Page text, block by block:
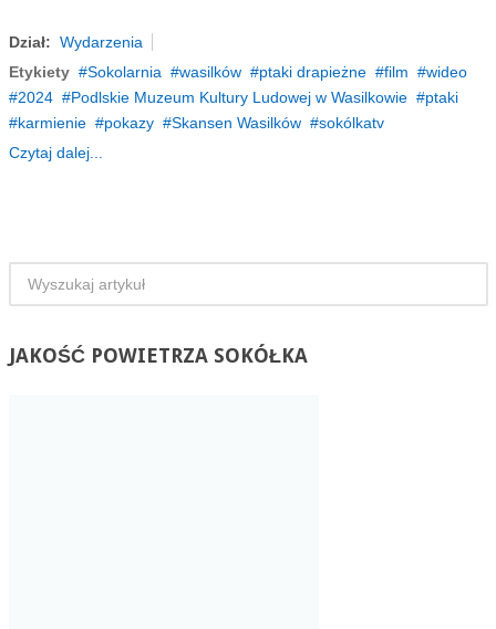
Dział: Wydarzenia
Etykiety
Sokolarnia wasilków ptaki drapieżne film
wideo
2024
Podlskie Muzeum Kultury Ludowej w Wasilkowie
ptaki
karmienie
pokazy Skansen Wasilków
sokólkatv
Czytaj dalej...
JAKOŚĆPOWIETRZA SOKÓŁKA